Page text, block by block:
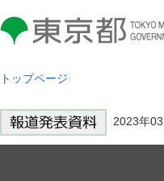
東京都 TOKYO
GOVERNMENT
トップページ
2023年